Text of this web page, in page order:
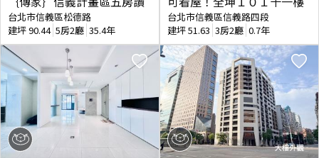
台北市信義區松德路
建坪90.44 5房2廳 35.4年
台北市信義區信義路四段
建坪51.63 3房2廳 0.7年